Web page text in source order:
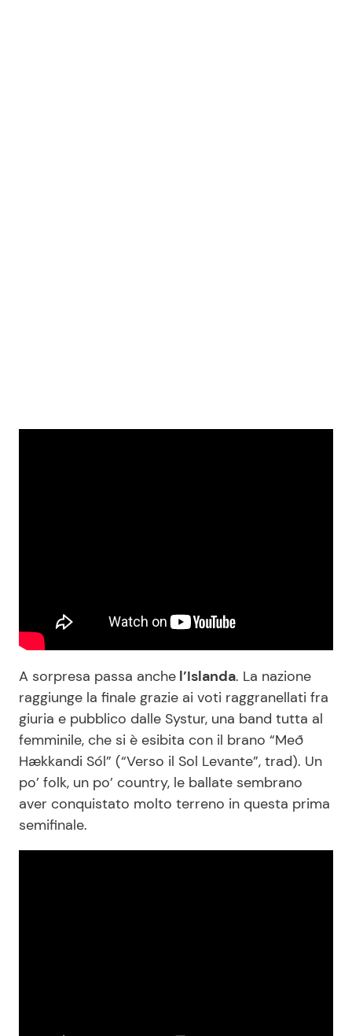
A sorpresa passa anche l’Islanda. La nazione
raggiunge la finale grazie ai voti raggranellati fra
giuria e pubblico dalle Systur, una band tutta al
femminile, che si è esibita con il brano “Með
Hækkandi Sól” (“Verso il Sol Levante”, trad). Un
po’ folk, un po’ country, le ballate sembrano
aver conquistato molto terreno in questa prima
semifinale.